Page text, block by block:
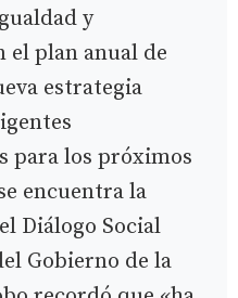
y
el plan anual de
estrategia
para los próximos
encuentra la
Diálogo Social
Gobierno de la